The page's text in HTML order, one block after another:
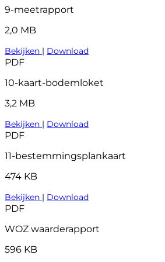
9-meetrapport
2,0 MB
Bekijken | Download
PDF
10-kaart-bodemloket
3,2 MB
Bekijken | Download
PDF
11-bestemmingsplankaart
474 KB
Bekijken | Download
PDF
WOZ waarderapport
596 KB